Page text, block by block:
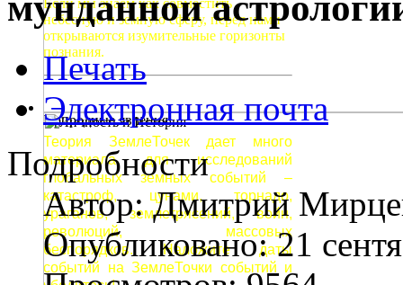
Если мы знаем как совместить
небесную и земную сферу, перед нами
открываются изумительные горизонты
познания.
Природные явления
Теория ЗемлеТочек дает много
материала для исследований
глобальных земных событий –
катастроф, цунами, торнадо,
ураганов, землетрясений, войн,
революций, массовых
беспорядков. Наложите даты
событий на ЗемлеТочки событий и
Печать
Электронная почта
Подробности
Автор:Дмитрий
Опубликовано: 21